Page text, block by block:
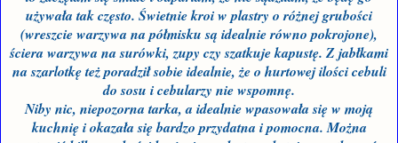
używała takczęsto. Świetnie kroi w plastry o różnej grubości
(wreszcie warzywa na półmisku są idealnie równo pokrojone),
ściera warzywa na surówki, zupy czy szatkuje kapustę. Z jabłkami
na szarlotkę też poradził sobie idealnie, że o hurtowej ilości cebuli
do sosu i cebularzy nie wspomnę.
Niby nic, niepozorna tarka, a idealnie wpasowała się w moją
kuchnię i okazała się bardzo przydatna i pomocna. Można